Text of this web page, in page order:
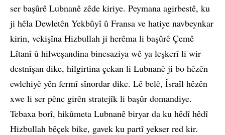
ser başûrê Lubnanê zêde kiriye. Peymana agirbestê, ku
ji hêla Dewletên Yekbûyî û Fransa ve hatiye navbeynkar
kirin, vekişîna Hizbullah ji herêma li başûrê Çemê
Lîtanî û hilweşandina binesaziya wê ya leşkerî li wir
destnîşan dike, hilgirtina çekan li Lubnanê ji bo hêzên
ewlehiyê yên fermî sînordar dike. Lê belê, Îsraîl hêzên
xwe li ser pênc girên stratejîk li başûr domandiye.
Tebaxa borî, hikûmeta Lubnanê biryar da ku hêdî hêdî
Hizbullah bêçek bike, gavek ku partî yekser red kir.